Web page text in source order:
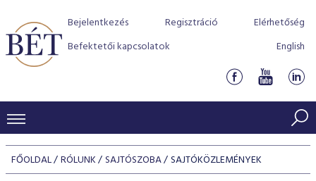
Bejelentkezés Regisztráció
Elérhetőség
Befektetői kapcsolatok
English
KERESKEDÉSI ADATOK
INDEXEK
FŐOLDAL RÓLUNK SAJTÓSZOBA SAJTÓKÖZLEMÉNYEK